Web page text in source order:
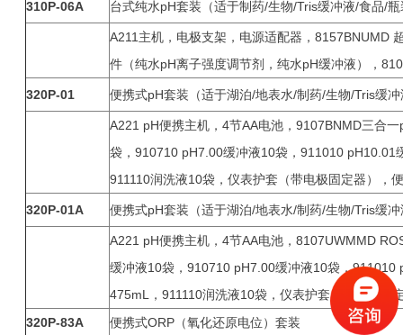
310P-06A 台式纯水pH套装（适于制药/生物/Tris缓冲液/食品/
A211主机，电极支架，电源适配器，8157BNUMD
件（纯水pH离子强度调节剂，纯水pH缓冲液），
320P-01 便携式pH套装（适于湖泊/地表水/制药/生物/Tris缓
A221 pH便携主机，4节AA电池，9107BNMD三合
袋，910710 pH7.00缓冲液10袋，911010
911110润洗液10袋，仪表护套（带电极固定器），
320P-01A 便携式pH套装（适于湖泊/地表水/制药/生物/Tris缓
A221 pH便携主机，4节AA电池，8107UWMMD
缓冲液10袋，910710 pH7.00缓冲液10袋，
475mL，911110润洗液10袋，仪表护套（带电极固
320P-83A
便携式ORP（氧化还原电位）套装